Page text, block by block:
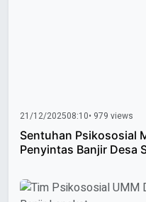
21/12/202508:10• 979 views
Sentuhan Psikososial
Penyintas Banjir Desa